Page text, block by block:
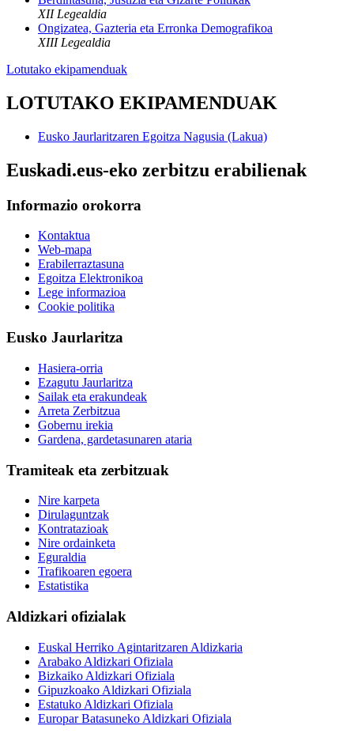
XII Legealdia
Ongizatea, Gazteria eta Erronka Demografikoa
XIII Legealdia
Lotutako ekipamenduak
LOTUTAKO EKIPAMENDUAK
Eusko Jaurlaritzaren Egoitza Nagusia (Lakua)
Euskadi.eus-eko zerbitzu erabilienak
Informazio orokorra
Kontaktua
Web-mapa
Erabilerraztasuna
Egoitza Elektronikoa
Lege informazioa
Cookie politika
Eusko Jaurlaritza
Hasiera-orria
Ezagutu Jaurlaritza
Sailak eta erakundeak
Arreta Zerbitzua
Gobernu irekia
Gardena, gardetasunaren ataria
Tramiteak eta zerbitzuak
Nire karpeta
Dirulaguntzak
Kontratazioak
Nire ordainketa
Eguraldia
Trafikoaren egoera
Estatistika
Aldizkari ofizialak
Euskal Herriko Agintaritzaren Aldizkaria
Arabako Aldizkari Ofiziala
Bizkaiko Aldizkari Ofiziala
Gipuzkoako Aldizkari Ofiziala
Estatuko Aldizkari Ofiziala
Europar Batasuneko Aldizkari Ofiziala